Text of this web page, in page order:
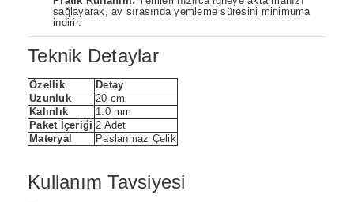
sağlayarak, av sırasında yemleme süresini minimuma
indirir.
Teknik Detaylar
Özellik
Detay
Uzunluk
20 cm
Kalınlık
1.0 mm
Paket İçeriği 2 Adet
Materyal
Paslanmaz Çelik
Kullanım Tavsiyesi